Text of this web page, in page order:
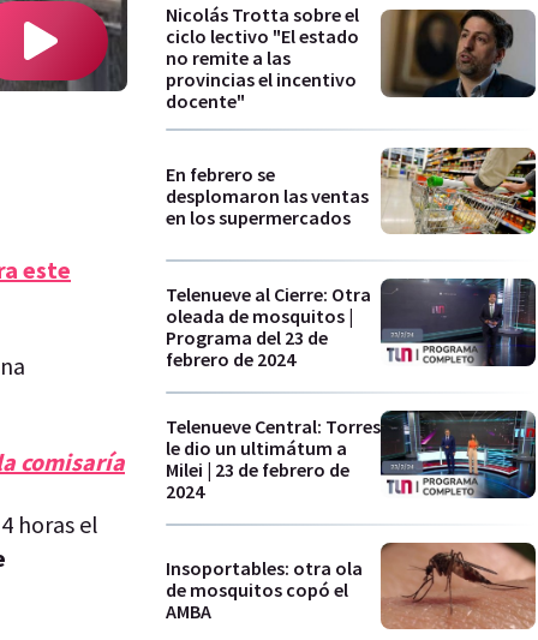
este
comisaría
horas el
Nicolás Trotta sobre el
ciclo lectivo "El estado
no remite a las
provincias el incentivo
docente"
En febrero se
desplomaron las ventas
en los supermercados
Telenueve al Cierre: Otra
oleada de mosquitos |
Programa del 23 de
febrero de 2024
Telenueve Central: Torres
le dio un ultimátum a
Milei | 23 de febrero de
2024
Insoportables: otra ola
de mosquitos copó el
AMBA